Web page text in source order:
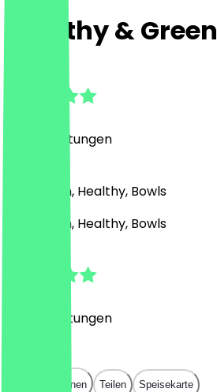
Healthy & Green
Bewertungen
Nahöstlich, Healthy, Bowls
Nahöstlich, Healthy, Bowls
Bewertungen
In App öffnen Teilen Speisekarte